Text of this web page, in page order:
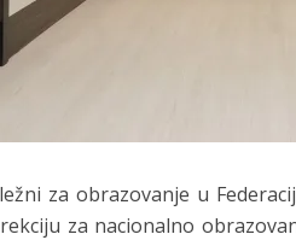
za obrazovanje u
za nacionalno